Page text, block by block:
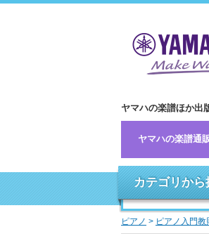
ヤマハの楽譜ほか出
ヤマハの楽譜通
カテゴリから
ピアノ > ピアノ入門教